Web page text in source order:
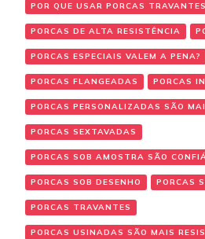
POR QUE USAR PORCAS
PORCAS DE ALTA RESISTÊNCIA
PORCAS ESPECIAIS VALEM A PENA?
PORCAS FLANGEADAS PORCAS
PORCAS PERSONALIZADAS SÃO
PORCAS SEXTAVADAS
PORCAS SOB AMOSTRA SÃO
PORCAS SOB DESENHO PORCAS
PORCAS TRAVANTES
PORCAS USINADAS SÃO MAIS